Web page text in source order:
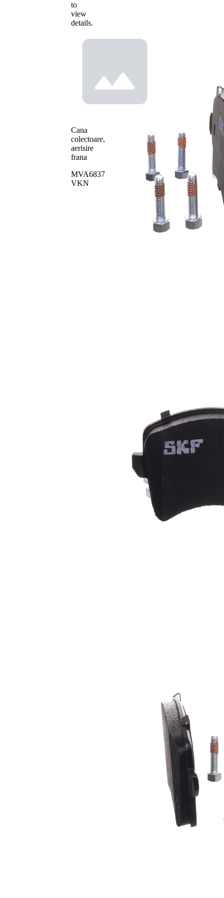
to
view
details.
Cana
colectoare,
aerisire
frana
MVA6837
VKN